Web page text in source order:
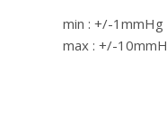
min : +/-
max : +/-